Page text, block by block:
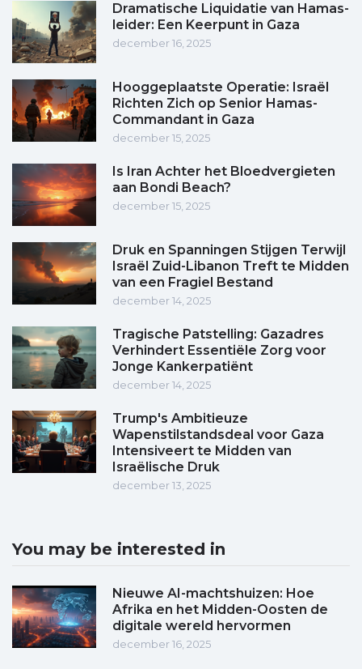
Dramatische Liquidatie van Hamas-
leider: Een Keerpunt in Gaza
december 16, 2025
Hooggeplaatste Operatie: Israël
Richten Zich op Senior Hamas-
Commandant in Gaza
december 15, 2025
Is Iran Achter het Bloedvergieten
aan Bondi Beach?
december 15, 2025
Druk en Spanningen Stijgen Terwijl
Israël Zuid-Libanon Treft te Midden
van een Fragiel Bestand
december 14, 2025
Tragische Patstelling: Gazadres
Verhindert Essentiële Zorg voor
Jonge Kankerpatiënt
december 14, 2025
Trump's Ambitieuze
Wapenstilstandsdeal voor Gaza
Intensiveert te Midden van
Israëlische Druk
december 13, 2025
You may be interested in
Nieuwe AI-machtshuizen: Hoe
Afrika en het Midden-Oosten de
digitale wereld hervormen
december 16, 2025